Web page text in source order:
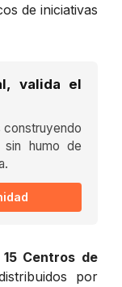
de iniciativas
valida el
construyendo
humo de
15 Centros de
por